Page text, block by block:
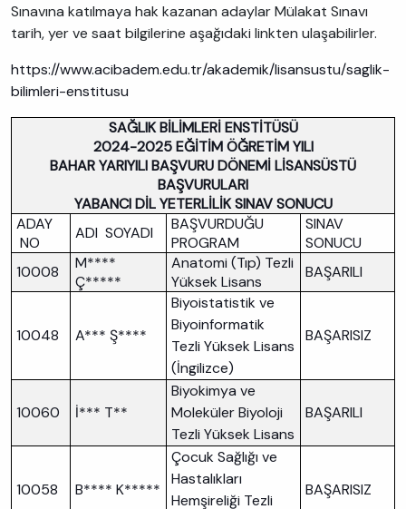
Sınavına katılmaya hak kazanan adaylar Mülakat Sınavı
tarih, yer ve saat bilgilerine aşağıdaki linkten ulaşabilirler.
https://www.acibadem.edu.tr/akademik/lisansustu/saglik-
bilimleri-enstitusu
SAĞLIK BİLİMLERİ ENSTİTÜSÜ
2024-2025 EĞİTİM ÖĞRETİM YILI
BAHAR YARIYILI BAŞVURU DÖNEMİ LİSANSÜSTÜ
BAŞVURULARI
YABANCI DİL YETERLİLİK SINAV SONUCU
ADAY
NO
ADI SOYADI
BAŞVURDUĞU
PROGRAM
SINAV
SONUCU
10008
M****
Ç*****
Anatomi (Tıp) Tezli
Yüksek Lisans
BAŞARILI
10048 A*** Ş****
Biyoistatistik ve
Biyoinformatik
Tezli Yüksek Lisans
(İngilizce)
BAŞARISIZ
10060 İ*** T**
Biyokimya ve
Moleküler Biyoloji
Tezli Yüksek Lisans
BAŞARILI
10058 B**** K*****
Çocuk Sağlığı ve
Hastalıkları
Hemşireliği Tezli
BAŞARISIZ